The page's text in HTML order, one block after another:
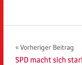
Vorheriger Beitrag
SPD macht sich